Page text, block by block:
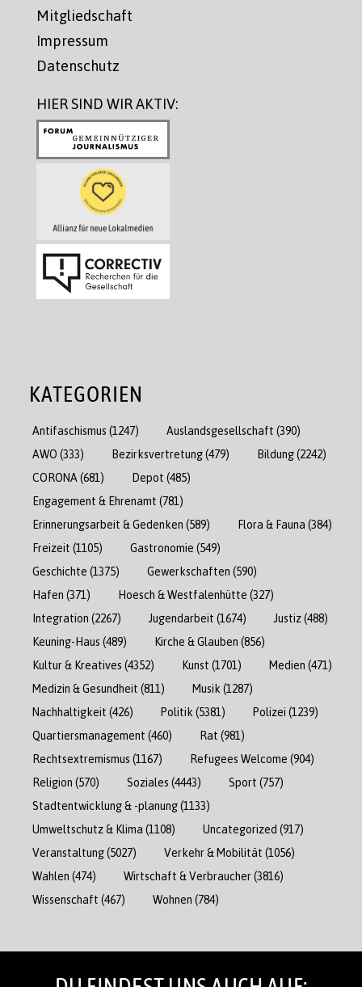
Mitgliedschaft
Impressum
Datenschutz
HIER SIND WIR AKTIV:
KATEGORIEN
Antifaschismus (1247) Auslandsgesellschaft (390)
AWO (333) Bezirksvertretung(479) Bildung(2242)
CORONA (681) Depot (485)
Engagement & Ehrenamt (781)
Erinnerungsarbeit & Gedenken (589) Flora & Fauna (384)
Freizeit (1105) Gastronomie (549)
Geschichte (1375) Gewerkschaften (590)
Hafen (371) Hoesch & Westfalenhütte (327)
Integration (2267) Jugendarbeit (1674) Justiz(488)
Keuning-Haus (489) Kirche & Glauben (856)
Kultur & Kreatives (4352) Kunst (1701) Medien (471)
Medizin & Gesundheit (811) Musik (1287)
Nachhaltigkeit (426) Politik (5381) Polizei (1239)
Quartiersmanagement (460) Rat (981)
Rechtsextremismus (1167) Refugees Welcome (904)
Religion (570) Soziales (4443) Sport (757)
Stadtentwicklung & -planung(1133)
Umweltschutz & Klima (1108) Uncategorized (917)
Veranstaltung(5027) Verkehr & Mobilität (1056)
Wahlen (474) Wirtschaft & Verbraucher(3816)
Wissenschaft (467) Wohnen (784)